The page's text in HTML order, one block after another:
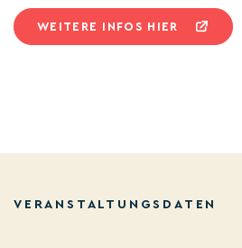
WEITERE INFOS HIER
VERANSTALTUNGSDATEN